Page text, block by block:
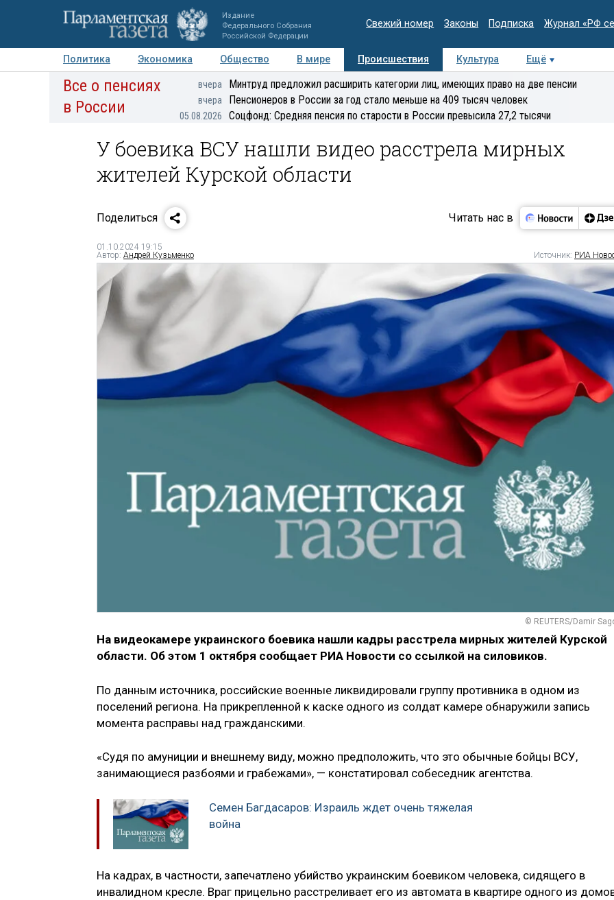
Издание
Федерального Собрания
Российской Федерации
Свежий номер Законы Подписка Журнал «РФ
Политика Экономика Общество В мире Происшествия Культура
Ещё
Авторы Персоны Мнения Регионы Медиацентр Интервью Колумнисты
Все о пенсиях
в России
вчера Минтруд предложил расширить категории лиц, имеющих право на две пенсии
вчера Пенсионеров в России за год стало меньше на 409 тысяч человек
05.08.2026 Соцфонд: Средняя пенсия по старости в России превысила 27,2 тысячи
У боевика ВСУ нашли видео расстрела мирных
жителей Курской области
Поделиться Читать нас в
01.10.2024 19:15
Автор: Андрей Кузьменко Источник: РИА
© REUTERS/Damir
На видеокамере украинского боевика нашли кадры расстрела мирных жителей Курской
области. Об этом 1 октября сообщает РИА Новости со ссылкой на силовиков.
По данным источника, российские военные ликвидировали группу противника в одном из
поселений региона. На прикрепленной к каске одного из солдат камере обнаружили запись
момента расправы над гражданскими.
«Судя по амуниции и внешнему виду, можно предположить, что это обычные бойцы ВСУ,
занимающиеся разбоями и грабежами», — констатировал собеседник агентства.
Семен Багдасаров: Израиль ждет очень тяжелая
война
На кадрах, в частности, запечатлено убийство украинским боевиком человека, сидящего в
инвалидном кресле. Враг прицельно расстреливает его из автомата в квартире одного из